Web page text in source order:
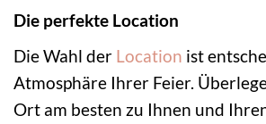
Die perfekte Location
Die Wahl der Location ist
Atmosphäre Ihrer Feier.
Ort am besten zu Ihnen und